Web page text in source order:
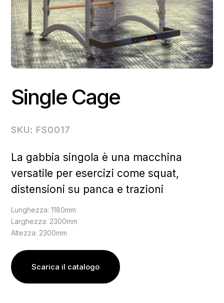
Single Cage
SKU: FS0017
La gabbia singola è una macchina
versatile per esercizi come squat,
distensioni su panca e trazioni
Lunghezza: 1180mm
Larghezza: 2300mm
Altezza: 2300mm
Scarica il catalogo